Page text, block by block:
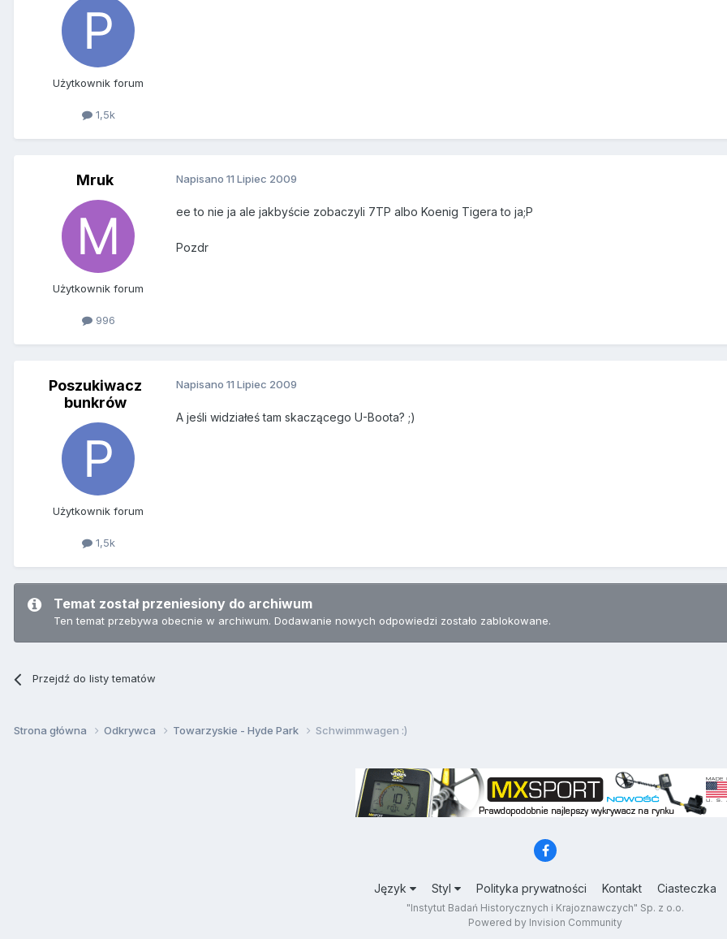
Użytkownik forum
1,5k
Mruk
Użytkownik forum
996
Napisano 11 Lipiec 2009
ee to nie ja ale jakbyście zobaczyli 7TP albo Koenig Tigera to ja;P
Pozdr
Poszukiwacz
bunkrów
Użytkownik forum
1,5k
Napisano 11 Lipiec 2009
A jeśli widziałeś tam skaczącego U-Boota? ;)
Temat został przeniesiony do archiwum
Ten temat przebywa obecnie w archiwum. Dodawanie nowych odpowiedzi zostało zablokowane.
Przejdź do listy tematów
Strona główna Odkrywca Towarzyskie - Hyde Park Schwimmwagen :)
Język Styl Polityka prywatności Kontakt Ciasteczka
"Instytut Badań Historycznych i Krajoznawczych" Sp. z o.o.
Powered by Invision Community